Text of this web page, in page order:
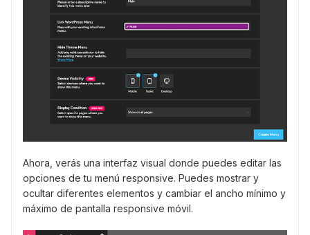
Ahora, verás una interfaz visual donde puedes editar las
opciones de tu menú responsive. Puedes mostrar y
ocultar diferentes elementos y cambiar el ancho mínimo y
máximo de pantalla responsive móvil.